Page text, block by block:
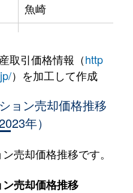
魚崎
青木
青木
魚崎
魚崎
取引価格情報（http
）を加工して作成
ョン売却価格推移
年）
売却価格推移です。
売却価格推移